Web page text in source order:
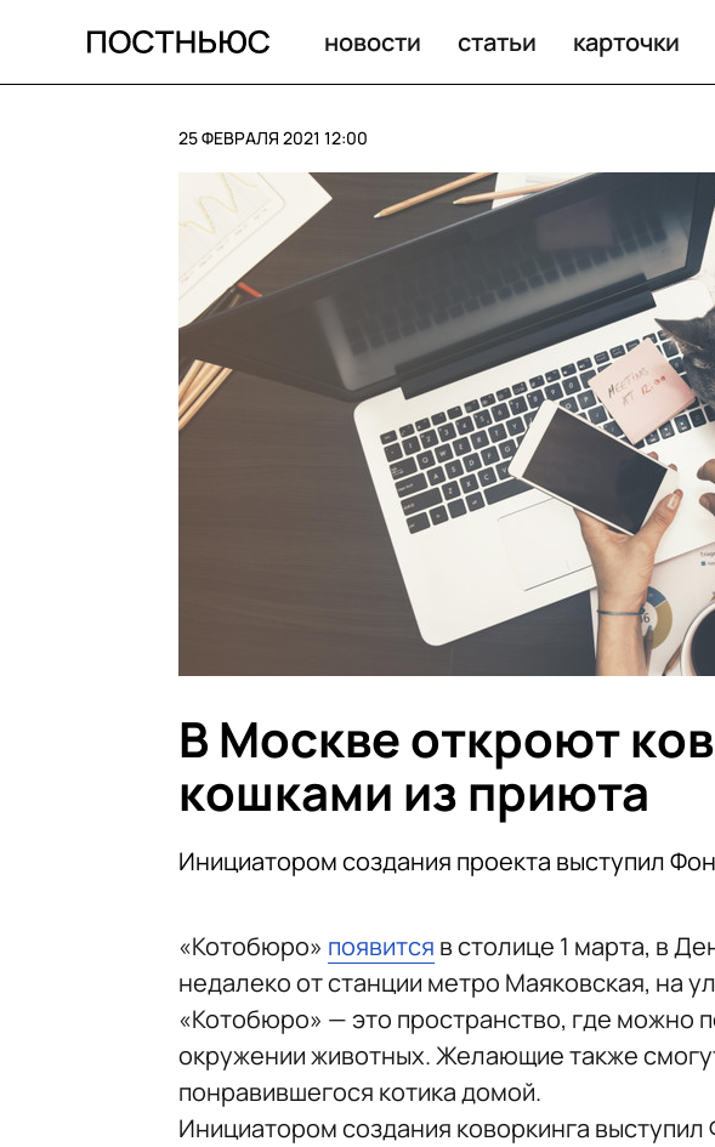
новости статьи карточки
25 ФЕВРАЛЯ 2021 12:00
В Москве откроют
кошками из приюта
Инициатором создания проекта выступил
«Котобюро» появится в столице 1 марта, в
недалеко от станции метро Маяковская, на
«Котобюро» — это пространство, где можно
окружении животных. Желающие также
понравившегося котика домой.
Инициатором создания коворкинга